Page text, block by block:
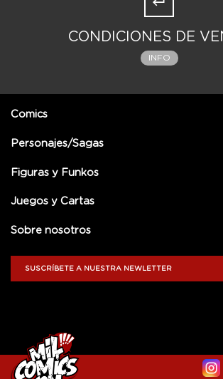
CONDICIONES DE
INFO
Comics
Personajes/Sagas
Figuras y Funkos
Juegos y Cartas
Sobre nosotros
SUSCRÍBETE A NUESTRA NEWLETTER